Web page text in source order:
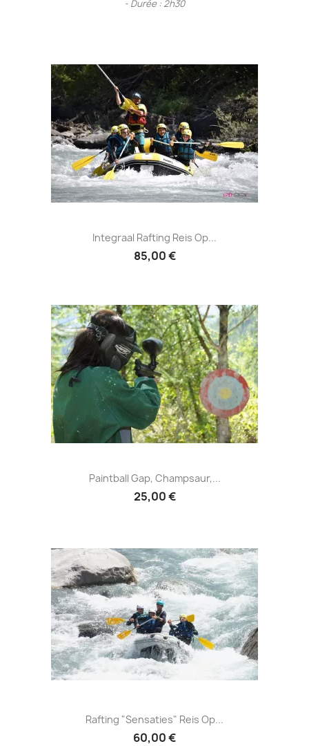
- Durée : 2h30
Integraal Rafting Reis Op...
85,00 €
Paintball Gap, Champsaur,...
25,00 €
Rafting "Sensaties" Reis Op...
60,00 €